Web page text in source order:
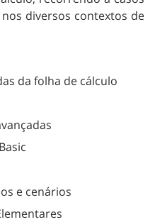
diversos contextos de
da folha de cálculo
e cenários